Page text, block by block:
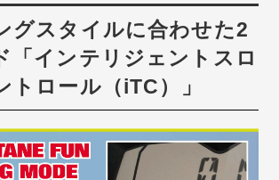
グスタイルに合わせた2
「インテリジェントスロ
トロール（iTC）」